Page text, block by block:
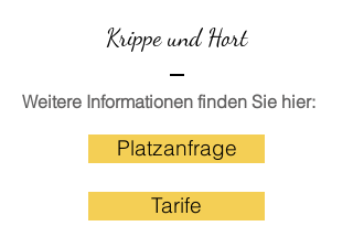
Krippe und Hort
Weitere Informationen finden Sie hier:
Platzanfrage
Tarife